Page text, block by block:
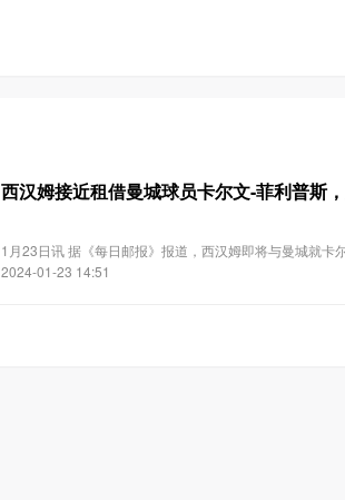
西汉姆接近租借曼城球员卡尔文-菲利普斯
1月23日讯 据《每日邮报》报道，西汉姆即将与曼城就卡
2024-01-23 14:51